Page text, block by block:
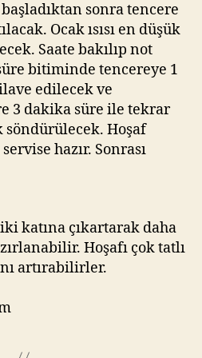
sonra tencere
Ocak ısısı en düşük
Saate bakılıp not
bitiminde tencereye 1
edilecek ve
3 dakika süre ile tekrar
söndürülecek. Hoşaf
hazır. Sonrası
katına çıkartarak daha
Hoşafı çok tatlı
artırabilirler.